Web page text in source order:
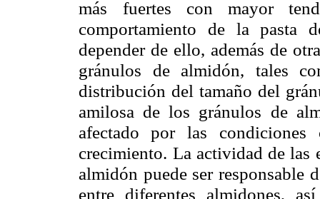
más
fuertes con mayor
comportamiento de la pasta
depender de ello, además de
gránulos de almidón, tales
distribución del tamaño del
amilosa de los gránulos de
afectado por las
crecimiento. La actividad de las
almidón puede ser responsable
entre diferentes almidones,